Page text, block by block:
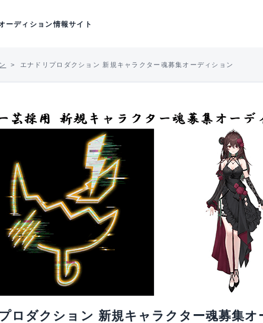
ーディション情報サイト
エナドリプロダクション 新規キャラクター魂募集オーディション
ロダクション 新規キャラクター魂募集オ